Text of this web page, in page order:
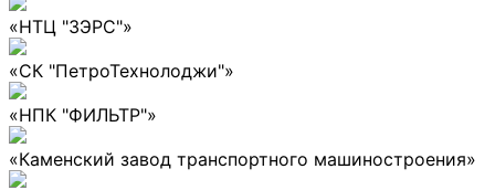
«НТЦ "ЗЭРС"»
«СК "ПетроТехнолоджи"»
«НПК "ФИЛЬТР"»
«Каменский завод транспортного машиностроения»